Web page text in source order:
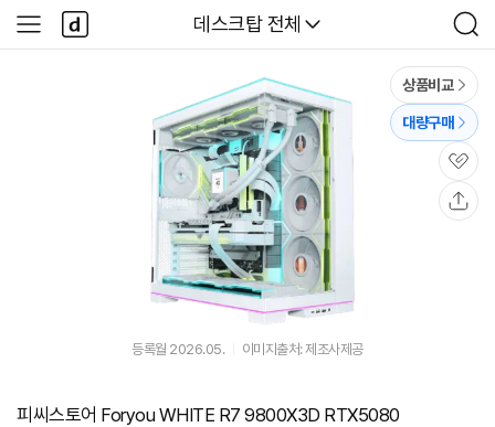
다나와
데스크탑 전체
검
색
사
이
다
나
와
상품비교
대량구매
관
심
등록월 2026.05. 이미지출처: 제조사제공
피씨스토어 Foryou WHITE R7 9800X3D RTX5080